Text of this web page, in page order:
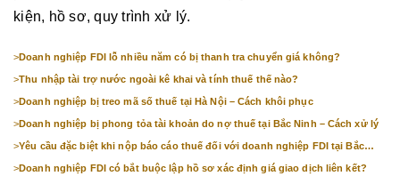
kiện, hồ sơ, quy trình xử lý.
>Doanh nghiệp FDI lỗ nhiều năm có bị thanh tra chuyển giá không?
>Thu nhập tài trợ nước ngoài kê khai và tính thuế thế nào?
>Doanh nghiệp bị treo mã số thuế tại Hà Nội – Cách khôi phục
>Doanh nghiệp bị phong tỏa tài khoản do nợ thuế tại Bắc Ninh – Cách xử lý
>Yêu cầu đặc biệt khi nộp báo cáo thuế đối với doanh nghiệp FDI tại Bắc
>Doanh nghiệp FDI có bắt buộc lập hồ sơ xác định giá giao dịch liên kết?